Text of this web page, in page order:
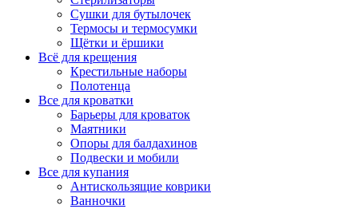
Сушки для бутылочек
Термосы и термосумки
Щётки и ёршики
Всё для крещения
Крестильные наборы
Полотенца
Все для кроватки
Барьеры для кроваток
Маятники
Опоры для балдахинов
Подвески и мобили
Все для купания
Антискользящие коврики
Ванночки